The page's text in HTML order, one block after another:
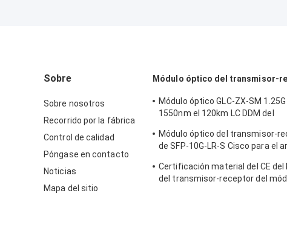
Sobre
Sobre nosotros
Recorrido por la fábrica
Control de calidad
Póngase en contacto
Noticias
Mapa del sitio
Módulo óptico del transmisor-
Módulo óptico GLC-ZX-SM 1.25G
1550nm el 120km LC DDM del
Módulo óptico del transmisor-
de SFP-10G-LR-S Cisco para el
empresa
Certificación material del CE del
del transmisor-receptor del